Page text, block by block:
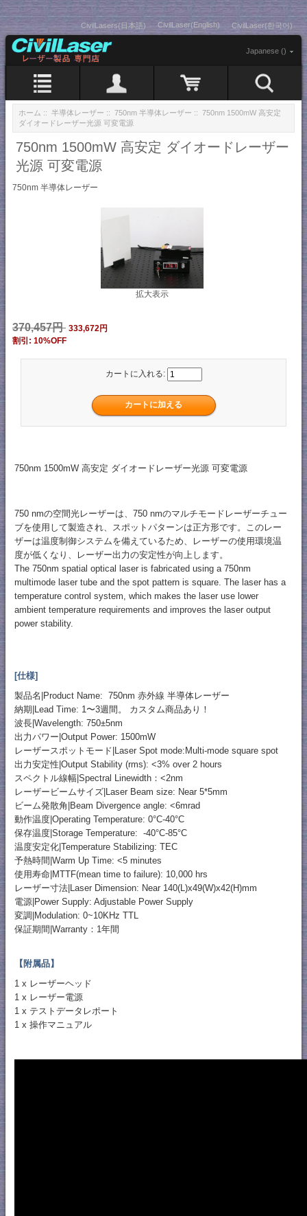
CivilLasers(日本語) CivilLaser(English) CivilLaser(한국어)
Japanese ()
ホーム :: 半導体レーザー :: 750nm 半導体レーザー :: 750nm 1500mW 高安定
ダイオードレーザー光源 可変電源
750nm 1500mW 高安定 ダイオードレーザー
光源 可変電源
750nm 半導体レーザー
拡大表示
370,457円 333,672円
割引: 10%OFF
カートに入れる:
750nm 1500mW 高安定 ダイオードレーザー光源 可変電源
750 nmの空間光レーザーは、750 nmのマルチモードレーザーチュー
ブを使用して製造され、スポットパターンは正方形です。このレー
ザーは温度制御システムを備えているため、レーザーの使用環境温
度が低くなり、レーザー出力の安定性が向上します。
The 750nm spatial optical laser is fabricated using a 750nm
multimode laser tube and the spot pattern is square. The laser has a
temperature control system, which makes the laser use lower
ambient temperature requirements and improves the laser output
power stability.
[仕様]
製品名|Product Name: 750nm 赤外線 半導体レーザー
納期|Lead Time: 1〜3週間。 カスタム商品あり！
波長|Wavelength: 750±5nm
出力パワー|Output Power: 1500mW
レーザースポットモード|Laser Spot mode:Multi-mode square spot
出力安定性|Output Stability (rms): <3% over 2 hours
スペクトル線幅|Spectral Linewidth：<2nm
レーザービームサイズ|Laser Beam size: Near 5*5mm
ビーム発散角|Beam Divergence angle: <6mrad
動作温度|Operating Temperature: 0°C-40°C
保存温度|Storage Temperature: -40°C-85°C
温度安定化|Temperature Stabilizing: TEC
予熱時間|Warm Up Time: <5 minutes
使用寿命|MTTF(mean time to failure): 10,000 hrs
レーザー寸法|Laser Dimension: Near 140(L)x49(W)x42(H)mm
電源|Power Supply: Adjustable Power Supply
変調|Modulation: 0~10KHz TTL
保証期間|Warranty：1年間
【附属品】
1 x レーザーヘッド
1 x レーザー電源
1 x テストデータレポート
1 x 操作マニュアル